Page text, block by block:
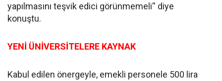
yapılmasını teşvik edici görünmemeli'' diye
konuştu.
YENİ ÜNİVERSİTELERE KAYNAK
Kabul edilen önergeyle, emekli personele 500 lira